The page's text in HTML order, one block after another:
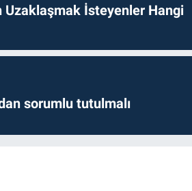
Uzaklaşmak İsteyenler Hangi
sorumlu tutulmalı